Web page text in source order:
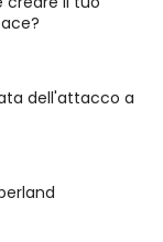
dell'attacco a